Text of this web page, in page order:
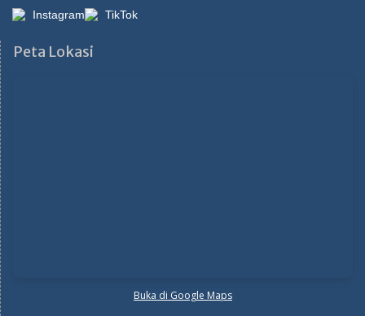
Instagram TikTok
Peta Lokasi
Buka di Google Maps